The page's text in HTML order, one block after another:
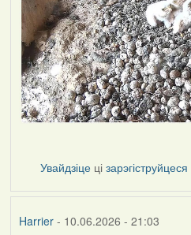
Увайдзіце цізарэгіструйцеся
Harrier- 10.06.2026 - 21:03